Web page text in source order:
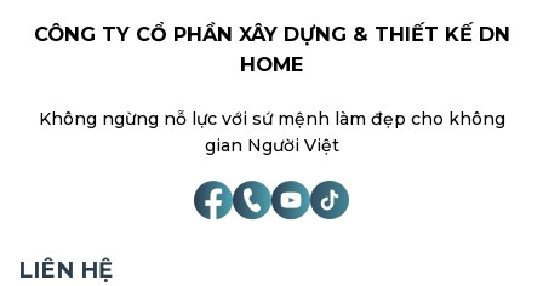
CÔNG TY CỔ PHẦN XÂY DỰNG & THIẾT KẾ DN
HOME
Không ngừng nỗ lực với sứ mệnh làm đẹp cho không
gian Người Việt
LIÊN HỆ